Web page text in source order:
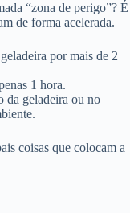
“zona de perigo”? É
de forma acelerada.
por mais de 2
1 hora.
da geladeira ou no
coisas que colocam a